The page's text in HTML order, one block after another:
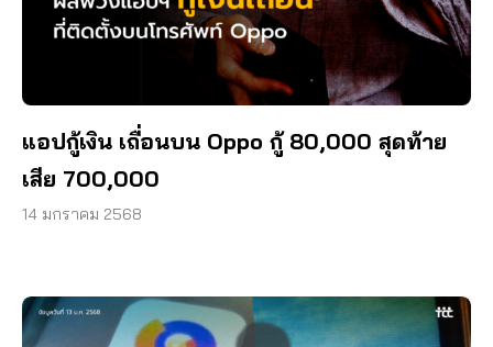
แอปกู้เงิน เถื่อนบน Oppo กู้ 80,000 สุดท้าย
เสีย 700,000
14 มกราคม 2568